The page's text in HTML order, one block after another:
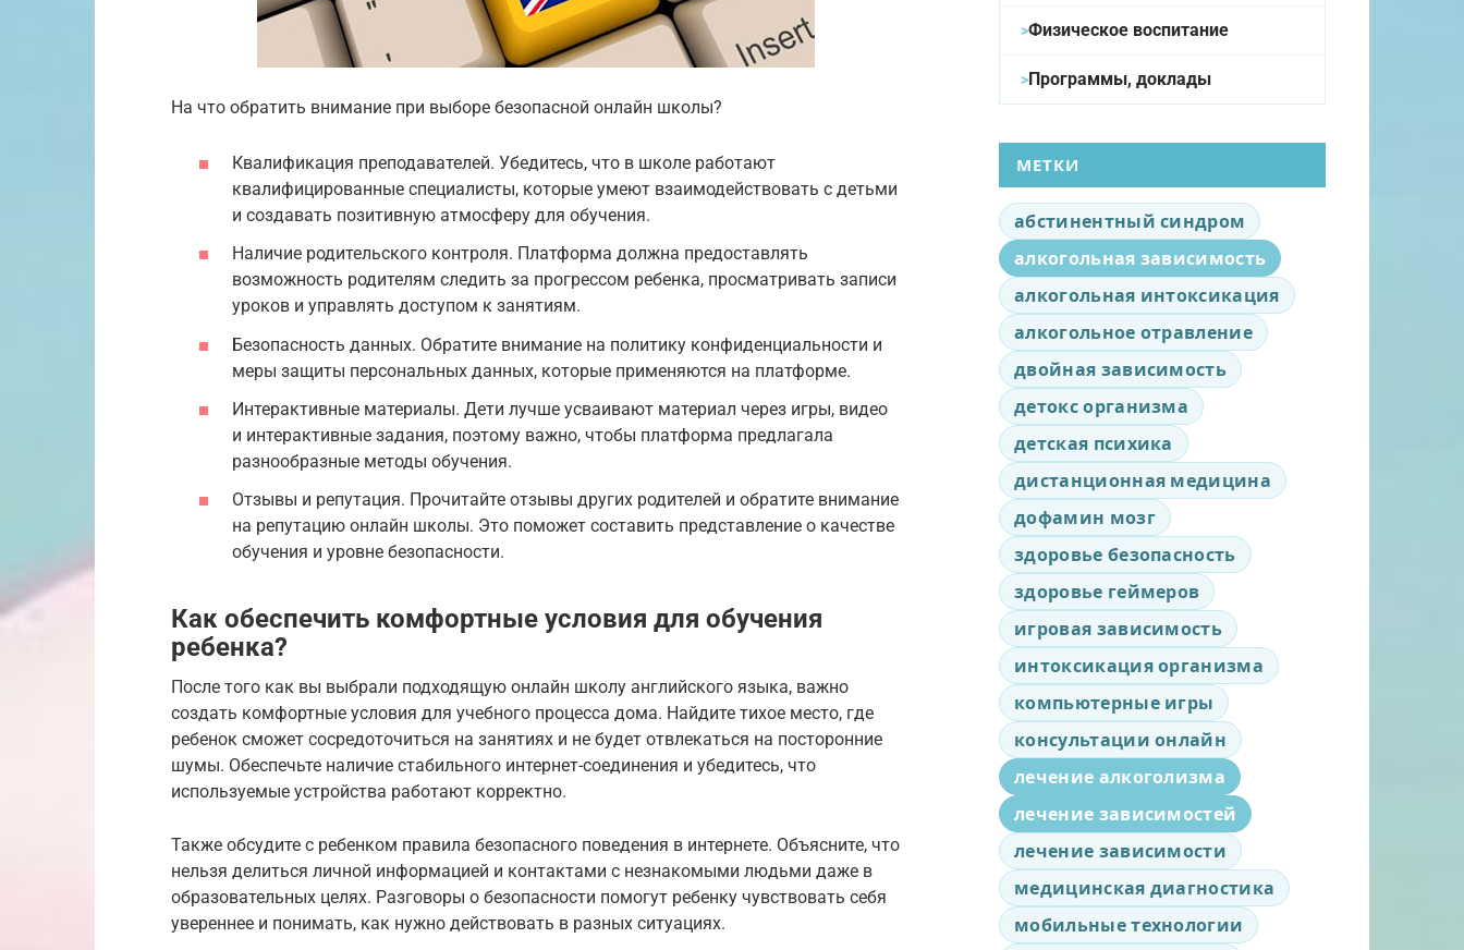
На что обратить внимание при выборе безопасной онлайн школы?
Квалификация преподавателей. Убедитесь, что в школе работают
квалифицированные специалисты, которые умеют взаимодействовать с детьми
и создавать позитивную атмосферу для обучения.
Наличие родительского контроля. Платформа должна предоставлять
возможность родителям следить за прогрессом ребенка, просматривать записи
уроков и управлять доступом к занятиям.
Безопасность данных. Обратите внимание на политику конфиденциальности и
меры защиты персональных данных, которые применяются на платформе.
Интерактивные материалы. Дети лучше усваивают материал через игры, видео
и интерактивные задания, поэтому важно, чтобы платформа предлагала
разнообразные методы обучения.
Отзывы и репутация. Прочитайте отзывы других родителей и обратите внимание
на репутацию онлайн школы. Это поможет составить представление о качестве
обучения и уровне безопасности.
Как обеспечить комфортные условия для обучения
ребенка?
После того как вы выбрали подходящую онлайн школу английского языка, важно
создать комфортные условия для учебного процесса дома. Найдите тихое место, где
ребенок сможет сосредоточиться на занятиях и не будет отвлекаться на посторонние
шумы. Обеспечьте наличие стабильного интернет-соединения и убедитесь, что
используемые устройства работают корректно.
Также обсудите с ребенком правила безопасного поведения в интернете. Объясните, что
нельзя делиться личной информацией и контактами с незнакомыми людьми даже в
образовательных целях. Разговоры о безопасности помогут ребенку чувствовать себя
увереннее и понимать, как нужно действовать в разных ситуациях.
Физическое воспитание
Программы, доклады
МЕТКИ
абстинентный синдром
алкогольная зависимость
алкогольная интоксикация
алкогольное отравление
двойная зависимость
детокс организма
детская психика
дистанционная медицина
дофамин мозг
здоровье безопасность
здоровье геймеров
игровая зависимость
интоксикация организма
компьютерные игры
консультации онлайн
лечение алкоголизма
лечение зависимостей
лечение зависимости
медицинская диагностика
мобильные технологии